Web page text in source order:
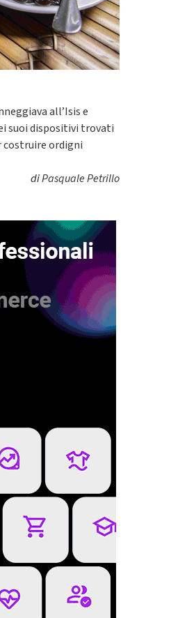
all’Isis e
suoi dispositivi trovati
costruire ordigni
diPasquale Petrillo